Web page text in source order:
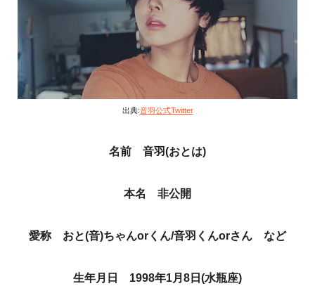
出典:音羽公式Twitter
名前 音羽(おとは)
本名 非公開
愛称 おと(音)ちゃんorくん/音羽くんorさん など
生年月日 1998年1月8日(水瓶座)